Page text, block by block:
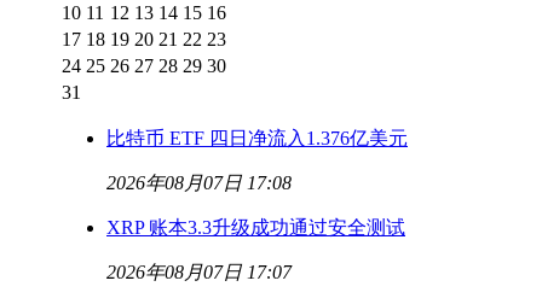
10 11 12 13 14 15 16
17 18 19 20 21 22 23
24 25 26 27 28 29 30
31
比特币 ETF 四日净流入1.376亿美元
2026年08月07日 17:08
XRP 账本3.3升级成功通过安全测试
2026年08月07日 17:07